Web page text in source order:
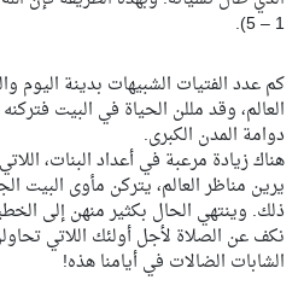
1 – 5).
كم عدد الفتيات الشبيهات بدينة اليوم
العالم، وقد مللن الحياة في البيت
دوامة المدن الكبرى.
هناك زيادة مرعبة في أعداد البنات،
يرين مناظر العالم، يتركن مأوى البيت
ذلك. وينتهي الحال بكثير منهن إلى
نكف عن الصلاة لأجل أولئك اللاتي
الشابات الضالات في أيامنا هذه!